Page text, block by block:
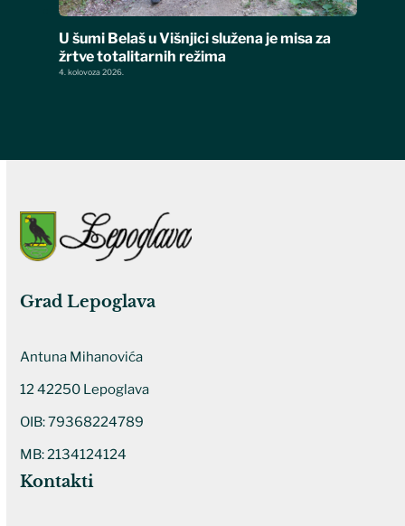
U šumi Belaš u Višnjici služena je misa za
žrtve totalitarnih režima
4. kolovoza 2026.
Grad Lepoglava
Antuna Mihanovića
12 42250 Lepoglava
OIB: 79368224789
MB: 2134124124
Kontakti